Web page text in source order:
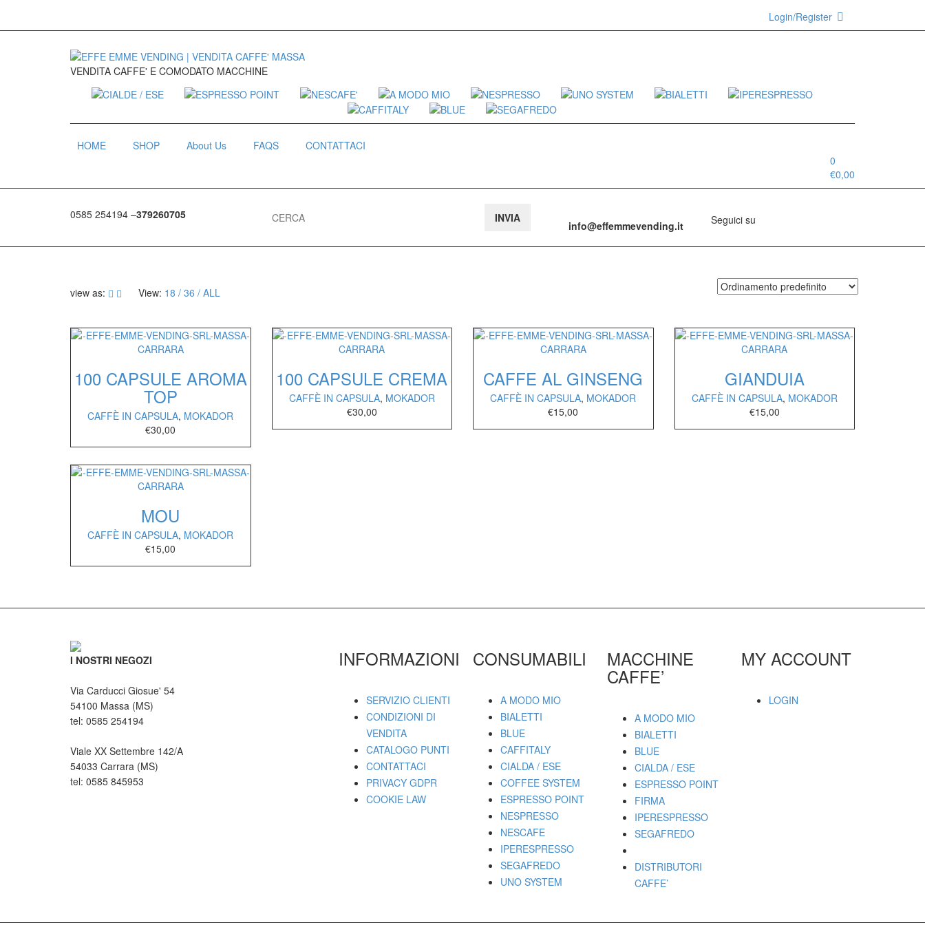
Login/Register
VENDITA CAFFE' E COMODATO MACCHINE
HOME SHOP About Us FAQS
CONTATTACI
0
€0,00
0585 254194 –379260705
info@effemmevending.it
Seguici su
view as: View: 18 36 ALL
100 CAPSULE AROMA
TOP
CAFFÈ IN CAPSULA, MOKADOR
€30,00
100 CAPSULE CREMA
CAFFÈ IN CAPSULA, MOKADOR
€30,00
CAFFE AL GINSENG
CAFFÈ IN CAPSULA, MOKADOR
€15,00
GIANDUIA
CAFFÈ IN CAPSULA, MOKADOR
€15,00
MOU
CAFFÈ IN CAPSULA, MOKADOR
€15,00
I NOSTRI NEGOZI
Via Carducci Giosue' 54
54100 Massa (MS)
tel: 0585 254194
Viale XX Settembre 142/A
54033 Carrara (MS)
tel: 0585 845953
INFORMAZIONI
SERVIZIO CLIENTI
CONDIZIONI DI
VENDITA
CATALOGO PUNTI
CONTATTACI
PRIVACY GDPR
COOKIE LAW
CONSUMABILI
A MODO MIO
BIALETTI
BLUE
CAFFITALY
CIALDA / ESE
COFFEE SYSTEM
ESPRESSO POINT
NESPRESSO
NESCAFE
IPERESPRESSO
SEGAFREDO
UNO SYSTEM
MACCHINE
CAFFE’
A MODO MIO
BIALETTI
BLUE
CIALDA / ESE
ESPRESSO POINT
FIRMA
IPERESPRESSO
SEGAFREDO
DISTRIBUTORI
CAFFE’
MY ACCOUNT
LOGIN